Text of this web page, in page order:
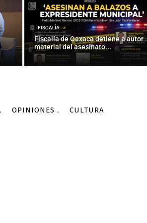
FISCALÍA
Fiscalía de Oaxaca detiene a autor
material del asesinato...
OPINIONES CULTURA